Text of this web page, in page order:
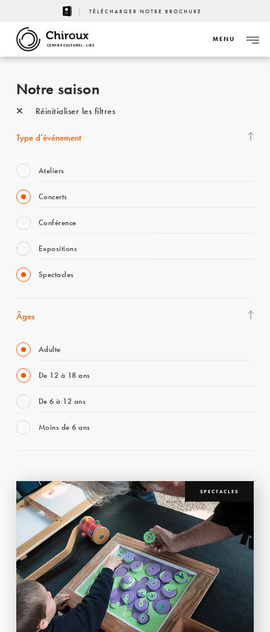
TÉLÉCHARGER NOTRE BROCHURE
CENTRE CULTUREL - LIÈGE
MENU
Notre saison
Réinitialiser les filtres
Type d’événement
Ateliers
Concerts
Conférence
Expositions
Spectacles
Âges
Adulte
De 12 à 18 ans
De 6 à 12 ans
Moins de 6 ans
SPECTACLES